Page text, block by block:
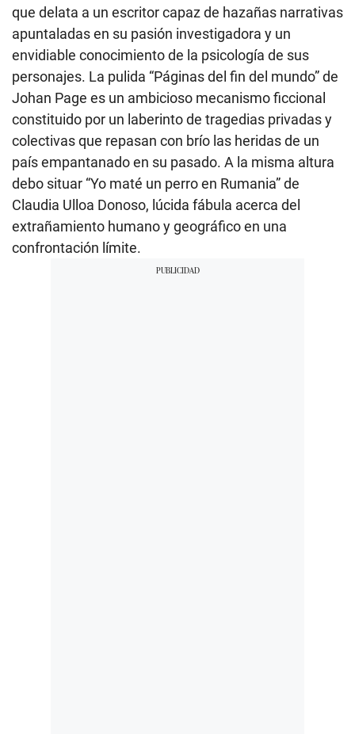
que delata a un escritor capaz de hazañas narrativas
apuntaladas en su pasión investigadora y un
envidiable conocimiento de la psicología de sus
personajes. La pulida “Páginas del fin del mundo” de
Johan Page es un ambicioso mecanismo ficcional
constituido por un laberinto de tragedias privadas y
colectivas que repasan con brío las heridas de un
país empantanado en su pasado. A la misma altura
debo situar “Yo maté un perro en Rumania” de
Claudia Ulloa Donoso, lúcida fábula acerca del
extrañamiento humano y geográfico en una
confrontación límite.